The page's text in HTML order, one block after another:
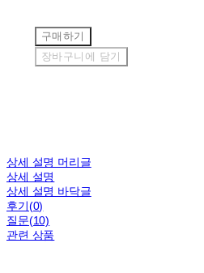
구매하기
장바구니에 담기
상세 설명 머리글
상세 설명
상세 설명 바닥글
후기(0)
질문(10)
관련 상품